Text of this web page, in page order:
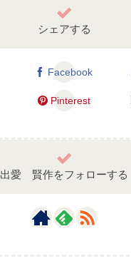
シェアする
Facebook
Pinterest
出愛 賢作をフォローする